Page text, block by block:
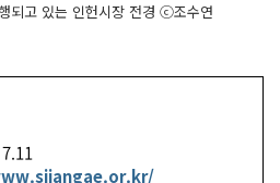
되고 있는 인헌시장 전경 ⓒ조수연